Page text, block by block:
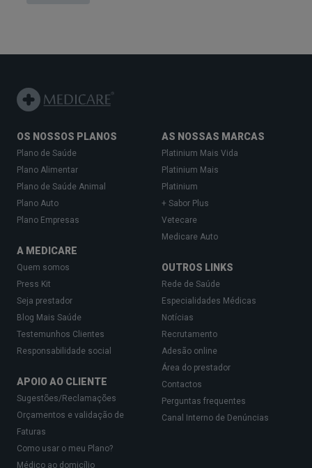
OS NOSSOS PLANOS
Plano de Saúde
Plano Alimentar
Plano de Saúde Animal
Plano Auto
Plano Empresas
A MEDICARE
Quem somos
Press Kit
Seja prestador
Blog Mais Saúde
Testemunhos Clientes
Responsabilidade social
APOIO AO CLIENTE
Sugestões/Reclamações
Orçamentos e validação de
Faturas
Como usar o meu Plano?
Médico ao domicílio
AS NOSSAS MARCAS
Platinium Mais Vida
Platinium Mais
Platinium
+ Sabor Plus
Vetecare
Medicare Auto
OUTROS LINKS
Rede de Saúde
Especialidades Médicas
Notícias
Recrutamento
Adesão online
Área do prestador
Contactos
Perguntas frequentes
Canal Interno de Denúncias